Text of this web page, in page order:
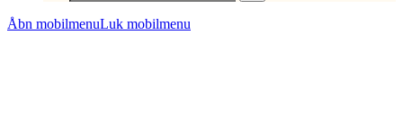
Åbn mobilmenuLuk mobilmenu